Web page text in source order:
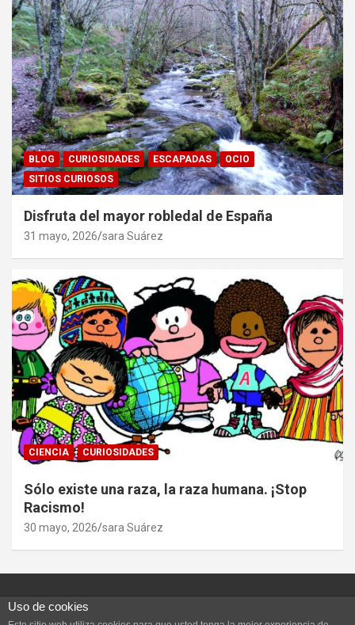
BLOG CURIOSIDADES ESCAPADAS
OCIO
SITIOS CURIOSOS
Disfruta del mayor robledal de España
31 mayo, 2026 sara Suárez
CIENCIA CURIOSIDADES
Sólo existe una raza, la raza humana. ¡Stop
Racismo!
30 mayo, 2026 sara Suárez
Uso de cookies